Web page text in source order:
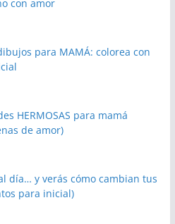
con amor
para MAMÁ: colorea con
HERMOSAS para mamá
de amor)
día… y verás cómo cambian tus
para inicial)